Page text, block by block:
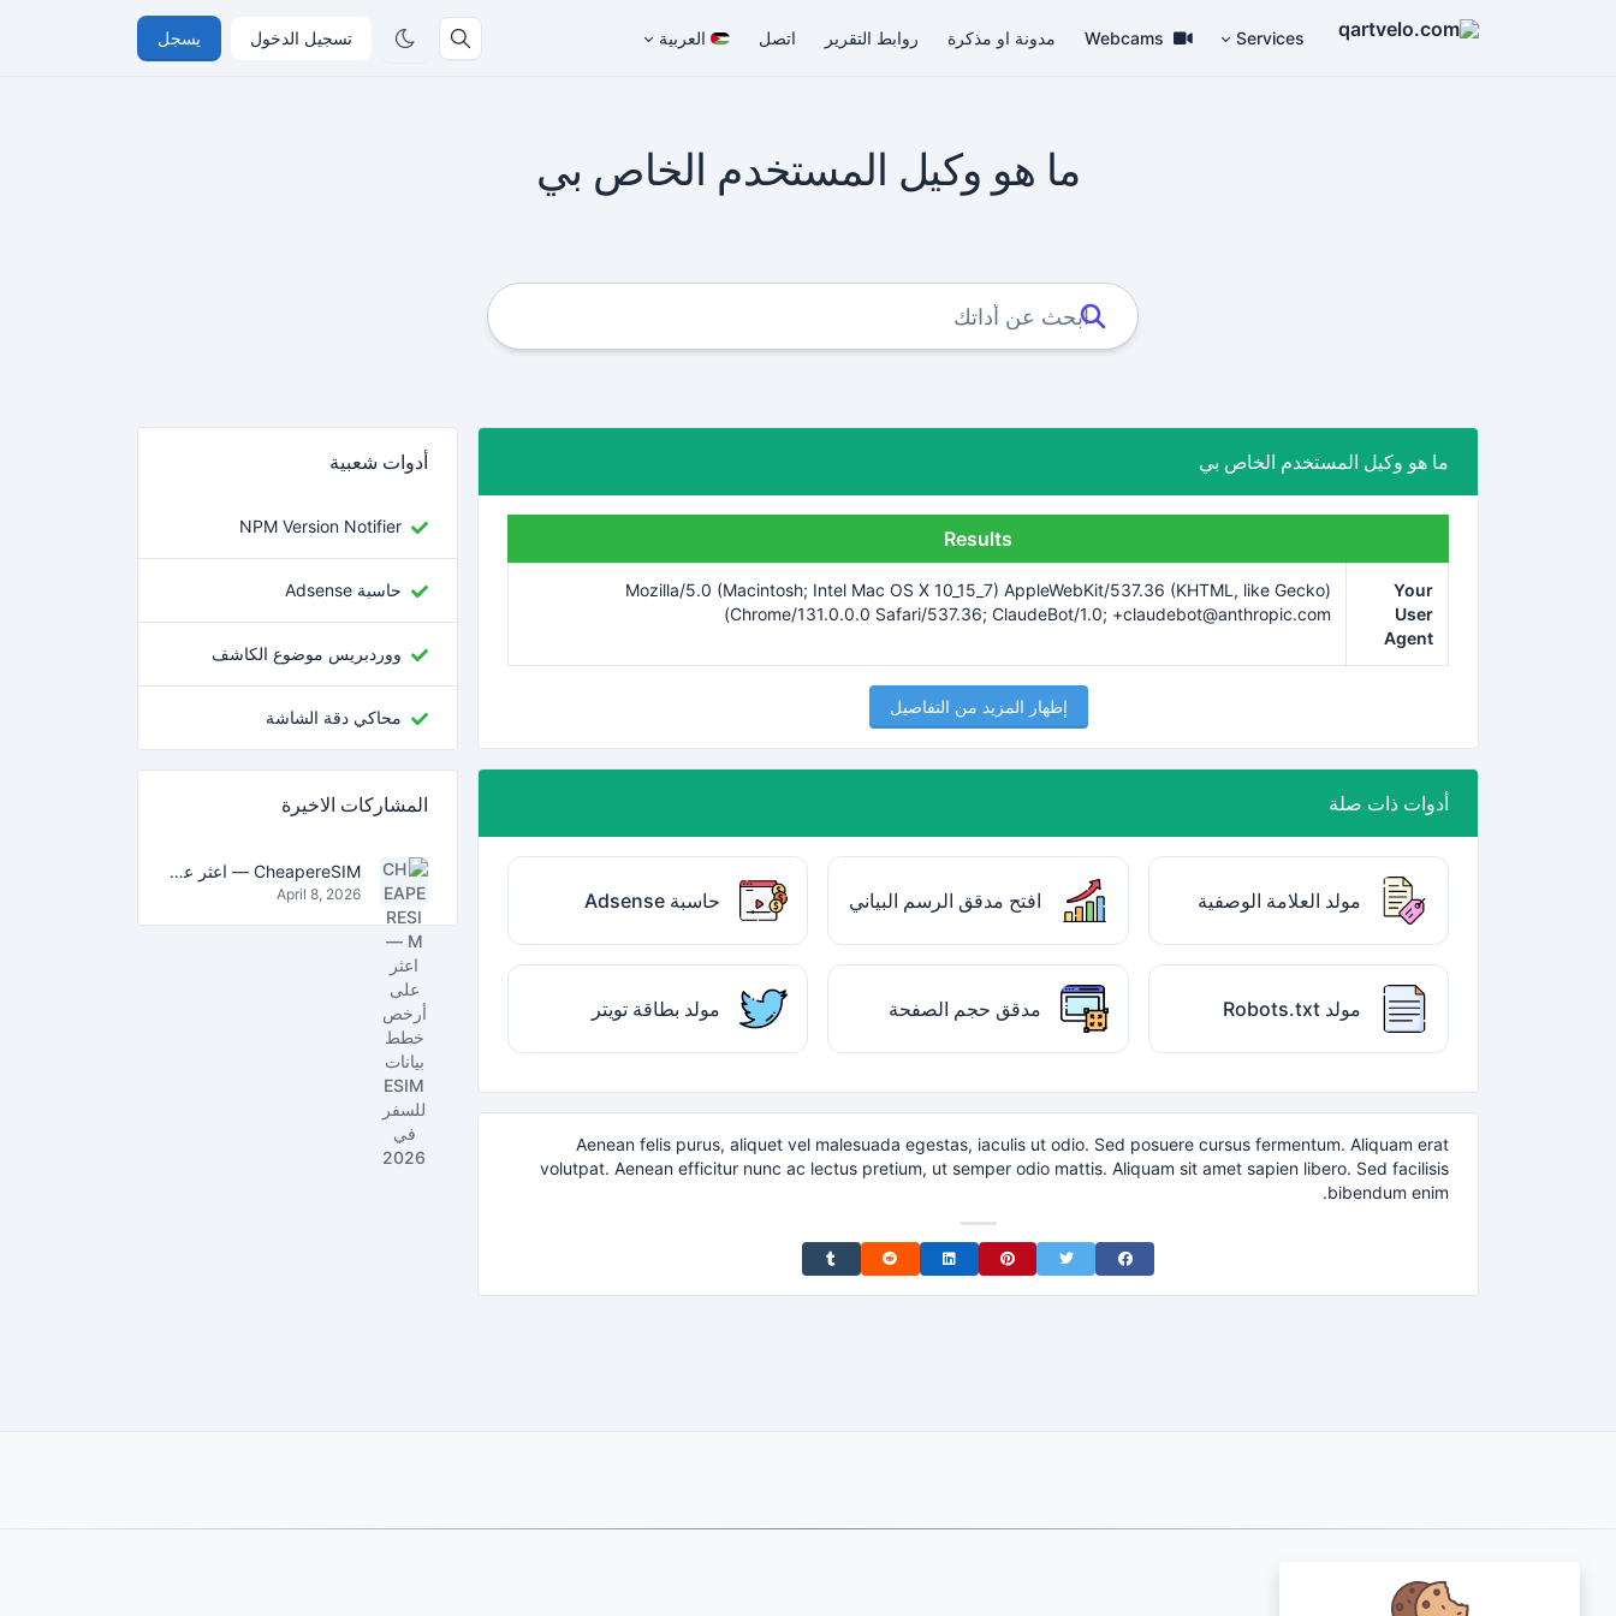
تسجيل الدخول يسجل Services
Webcams مدونة او مذكرة روابط التقرير اتصل العربية
ما هو وكيل المستخدم الخاص بي
ما هو وكيل المستخدم الخاص بي
Results
Your
User
Agent
Mozilla/5.0 (Macintosh; Intel Mac OS X 10_15_7) AppleWebKit/537.36 (KHTML, like Gecko)
Chrome/131.0.0.0 Safari/537.36; ClaudeBot/1.0; +claudebot@anthropic.com
)
إظهار المزيد من التفاصيل
أدوات ذات صلة
مولد العلامة الوصفية افتح مدقق الرسم البياني حاسبة Adsense
مولد Robots.txt مدقق حجم الصفحة مولد بطاقة تويتر
Aenean felis purus, aliquet vel malesuada egestas, iaculis ut odio. Sed posuere cursus fermentum. Aliquam erat
volutpat. Aenean efficitur nunc ac lectus pretium, ut semper odio mattis. Aliquam sit amet sapien libero. Sed facilisis
bibendum enim.
Share on Facebook
Share on Twitter
Share on Pinterest
Share on LinkedIn
Share on Reddit
Share on Tumblr
أدوات شعبية
NPM Version Notifier
حاسبة Adsense
ووردبريس موضوع الكاشف
محاكي دقة الشاشة
المشاركات الاخيرة
CheapereSIM — اعثر على أرخص خطط بيانات eSIM للسفر في 2026
April 8, 2026
About Us